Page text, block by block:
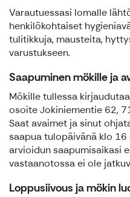
Varautuessasi lomalle
henkilökohtaiset
tulitikkuja, mausteita,
varustukseen.
Saapuminen mökille ja
Mökille tullessa
osoite Jokiniementie 62,
Saat avaimet ja sinut
saapua tulopäivänä klo
arvioidun saapumisaikasi
vastaanotossa ei ole
Loppusiivous ja mökin